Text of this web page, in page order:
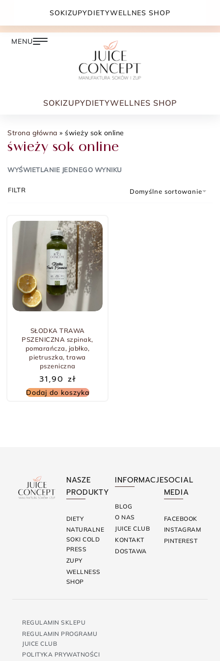
DARMOWA DOSTAWA PRZY ZAMÓWIENIU JUŻ OD
SOKIZUPYDIETYWELLNES SHOP
Strona główna » świeży sok online
świeży sok online
WYŚWIETLANIE JEDNEGO WYNIKU
Domyślne sortowanie
FILTR
SŁODKA TRAWA
PSZENICZNA szpinak,
pomarańcza, jabłko,
pietruszka, trawa
pszeniczna
31,90 zł
Dodaj do koszyka
NASZE
PRODUKTY
DIETY
NATURALNE
SOKI COLD
PRESS
ZUPY
WELLNESS
SHOP
INFORMACJE
BLOG
O NAS
JUICE CLUB
KONTAKT
DOSTAWA
SOCIAL
MEDIA
FACEBOOK
INSTAGRAM
PINTEREST
REGULAMIN SKLEPU
REGULAMIN PROGRAMU
JUICE CLUB
POLITYKA PRYWATNOŚCI
SOKIZUPYDIETYWELLNES SHOP